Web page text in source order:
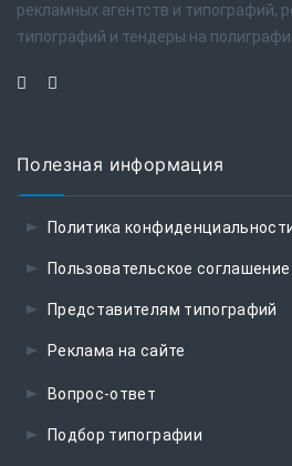
рекламных агентств и типографий,
типографий и тендеры на
Полезная информация
Политика
Пользовательское соглашение
Представителям типографий
Реклама на сайте
Вопрос-ответ
Подбор типографии